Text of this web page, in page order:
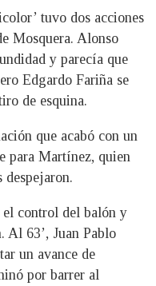
tuvo dos acciones
Mosquera. Alonso
y parecía que
Edgardo Fariña se
de esquina.
que acabó con un
para Martínez, quien
despejaron.
el control del balón y
Al 63’, Juan Pablo
un avance de
por barrer al